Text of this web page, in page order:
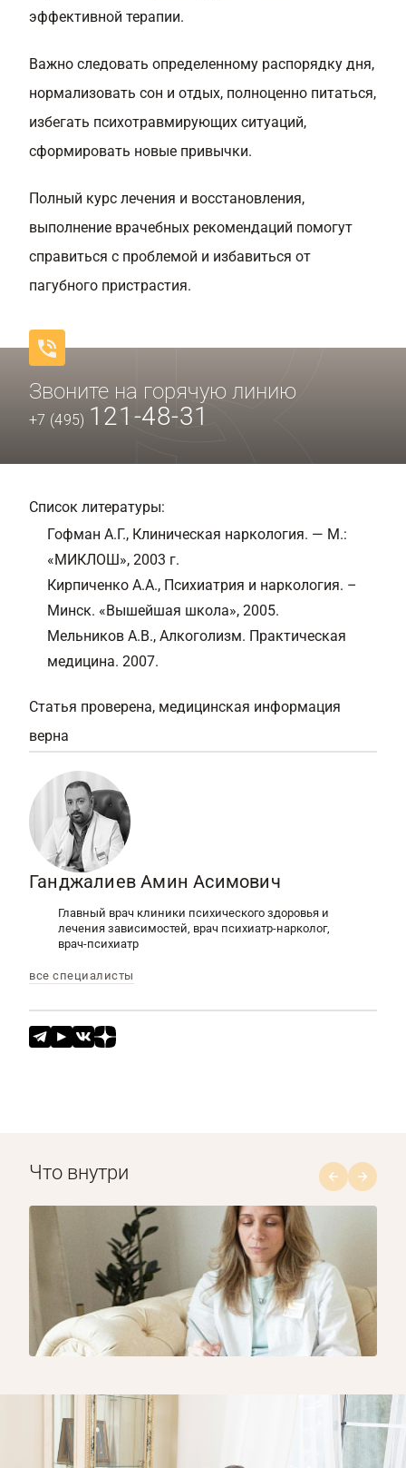
эффективной терапии.
Важно следовать определенному распорядку дня,
нормализовать сон и отдых, полноценно питаться,
избегать психотравмирующих ситуаций,
сформировать новые привычки.
Полный курс лечения и восстановления,
выполнение врачебных рекомендаций помогут
справиться с проблемой и избавиться от
пагубного пристрастия.
Звоните на горячую линию
+7 (495) 121-48-31
Список литературы:
Гофман А.Г., Клиническая наркология. — М.:
«МИКЛОШ», 2003 г.
Кирпиченко А.А., Психиатрия и наркология. –
Минск. «Вышейшая школа», 2005.
Мельников А.В., Алкоголизм. Практическая
медицина. 2007.
Статья проверена, медицинская информация
верна
Ганджалиев Амин Асимович
Главный врач клиники психического здоровья и
лечения зависимостей, врач психиатр-нарколог,
врач-психиатр
все специалисты
Что внутри
1/8